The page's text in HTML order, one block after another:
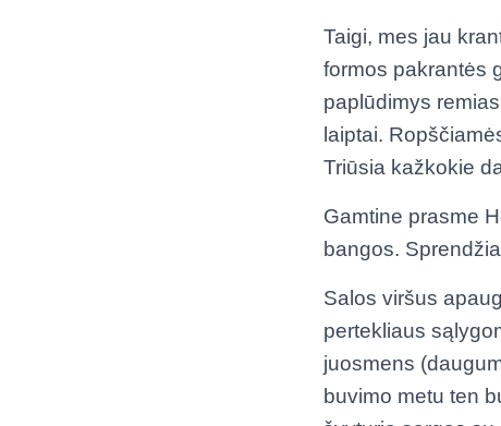
Taigi, mes jau
formos pakrantės
paplūdimys
laiptai.
Triūsia kažkokie
Gamtine prasme
bangos.
Salos viršus
pertekliaus
juosmens
buvimo metu ten